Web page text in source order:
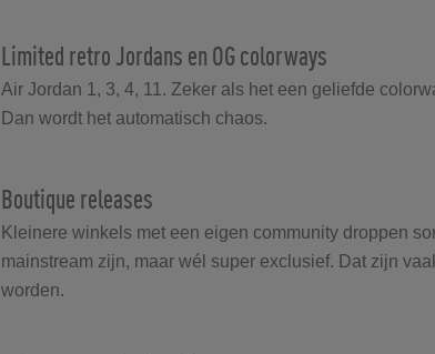
Limited retro Jordans en OG colorways
Air Jordan 1, 3, 4, 11. Zeker als het een geliefde
Dan wordt het automatisch chaos.
Boutique releases
Kleinere winkels met een eigen community droppen
mainstream zijn, maar wél super exclusief. Dat zijn
worden.